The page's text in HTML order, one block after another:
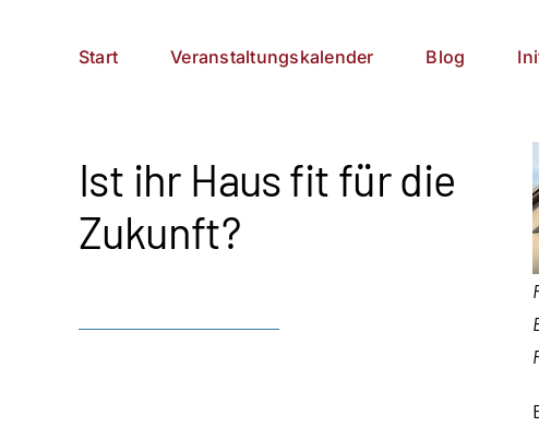
Start Veranstaltungskalender Blog
Ist ihr Haus fit für die
Zukunft?